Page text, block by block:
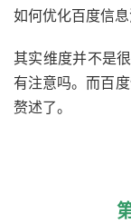
如何优化百度信息
其实维度并不是
有注意吗。而百
赘述了。